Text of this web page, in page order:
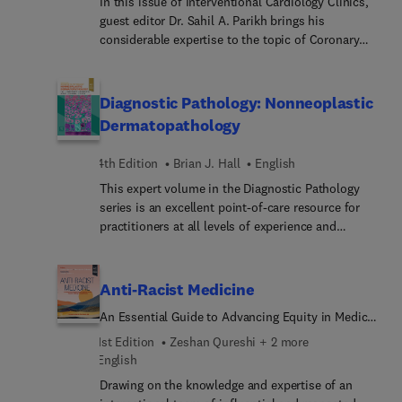
guest editor Dr. Sahil A. Parikh brings his
considerable expertise to the topic of Coronary
coronary drug eluting stents: summary of clinical
data; next generation drug delivery systems and
drugs for vascular intervention; endovascular drug
interventionalist must know; and much more.
Diagnostic Pathology: Nonneoplastic
Dermatopathology
4th Edition Brian J. Hall
English
This expert volume in the Diagnostic Pathology
series is an excellent point-of-care resource for
practitioners at all levels of experience and
encountered, it incorporates the most recent
the field to provide a comprehensive overview of
all key issues relevant to today’s practice.
Succinctly written, richly illustrated, and easy to
use, Diagnostic Pathology: Nonneoplastic
Dermatopathology, fourth edition, is a one-stop
Anti-Racist Medicine
An Essential Guide to Advancing Equity in Medical
Education, Research, Technology, Policy, and
Practice
1st Edition
Zeshan Qureshi + 2 more
English
Drawing on the knowledge and expertise of an